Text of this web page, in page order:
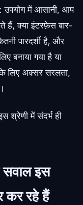
उपयोग में आसानी, आप
हैं, क्या इंटरफ़ेस बार-
पारदर्शी है, और
बनाया गया है या
लिए अक्सर सरलता,
में संदर्भ ही
सवाल इस
कर रहे हैं